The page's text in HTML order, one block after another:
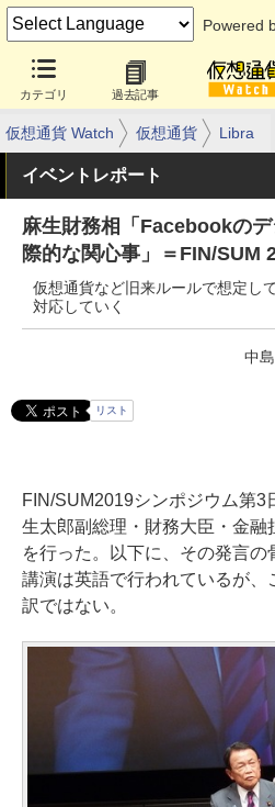
Powered
カテゴリ 過去記事
仮想通貨 Watch 仮想通貨 Libra
イベントレポート
麻生財務相「Facebookの
際的な関心事」＝FIN/SUM
仮想通貨など旧来ルールで想定し
対応していく
中
リスト
FIN/SUM2019シンポジウム第3
生太郎副総理・財務大臣・金融
を行った。以下に、その発言の
講演は英語で行われているが、
訳ではない。